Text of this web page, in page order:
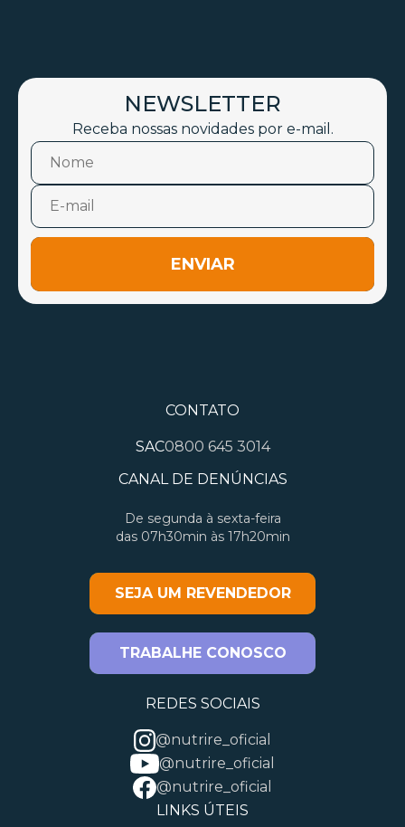
NEWSLETTER
Receba nossas novidades por e-mail.
ENVIAR
CONTATO
SAC0800 645 3014
CANAL DE DENÚNCIAS
De segunda à sexta-feira
das 07h30min às 17h20min
SEJA UM REVENDEDOR
TRABALHE CONOSCO
REDES SOCIAIS
@nutrire_oficial
@nutrire_oficial
@nutrire_oficial
LINKS ÚTEIS